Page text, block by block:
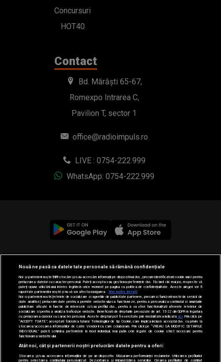
Concursuri
HOT40
Contact
Bd. Mărăști 65-67,
Romexpo Intrarea C,
Pavilion T, sector 1
office@radioimpuls.ro
LIVE : 0754-222.999
WhatsApp: 0754-222.999
© 2019-2026 DOGAN MEDIA INTERNATIONAL SA, Toate
drepturile rezervate.
Nouă ne pasă ca datele tale personale să rămână confidențiale
Noi și partenerii noștri589stocăm și/sau accesăm informații pe dispozitivul dvs., precum identificatorii cookie unici pentru
prelucrarea datelor cu caracter personal. Puteți accepta sau gestiona preferințele dvs. făcând clic mai jos, respectiv vă
puteți opune utilizării unui interes legitim în orice moment pe pagina cu politica de confidențialitate. Aceste alegeri vor fi
raportate partenerilor noștri și nu vă vor afecta navigarea.
Mai multe detalii
Noi si partenerii nostri (retelele de socializare si agentiile de publicitate partenere, precum si furnizorii nostri de servicii de
date analitice) prelucram date pentru a permite website-ului sa functioneze, pentru a personaliza continutul si anunturile
publicitare afisate in functie de interesele si/sau profilul dvs., pentru a va oferi functionalitati aferente retelelor de
socializare si pentru a analiza traficul pe website. Beneficiati de drepturile prevazute de art. 15-22 din GDPR in legatura
cu prelucrarea datelor cu caracter personal. Aceste drepturi pot fi exercitate prin modalitatea indicataaici . Prin click pe
“ACCEPT TOATE”, acceptati folosirea tuturor Tehnologiilor de tip Cookie, care implica inclusiv acceptul dvs. cu privire la
stocarea/accesarea informatiilor de catre Vendor-ii cu care colaboram. Prin click pe “VREAU SA MODIFIC SETARILE
INDIVIDUAL” puteti schimba preferintele in mod individual, mai putin cele legate de cookie strict necesare pentru
functionarea website-ului.
Atât noi, cât și partenerii noștri prelucrăm datele pentru a oferi:
Stocarea și/sau accesarea informațiilor de pe un dispozitiv. Măsurarea performanței reclamelor. Utilizarea profilurilor
pentru selectarea conținutului personalizat. Dezvoltarea și îmbunătățirea serviciilor. Crearea profilurilor de conținut